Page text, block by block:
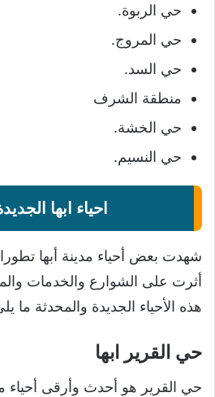
حي الربوة.
حي المروج.
حي السد.
منطقة الشرف
حي الخشة.
حي النسيم.
احياء ابها الجديدة
شهدت بعض أحياء مدينة أبها
أثرت على الشوارع والخدمات
هذه الأحياء الجديدة والمحدثة ما
حي القرير ابها
حي القرير هو أحدث وأرقى أحياء